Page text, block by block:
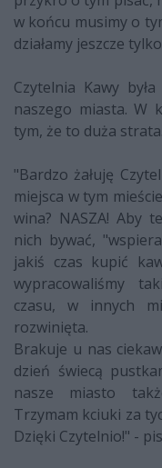
w końcu musimy o
działamy jeszcze
Czytelnia Kawy
naszego miasta. W
tym, że to duża
"Bardzo żałuję
miejsca w tym
wina? NASZA! Aby
nich bywać,
jakiś czas kupić
wypracowaliśmy
czasu, w innych
rozwinięta.
Brakuje u nas
dzień świecą
nasze miasto
Trzymam kciuki za
Dzięki Czytelnio!" -